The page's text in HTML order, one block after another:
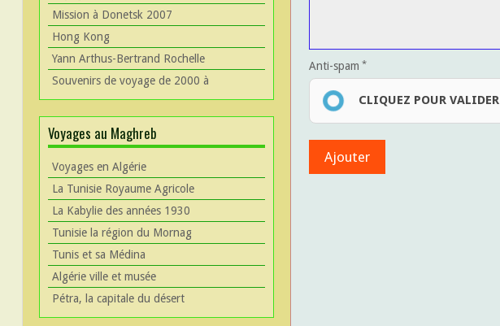
Mission à Donetsk 2007
Hong Kong
Yann Arthus-Bertrand Rochelle
Souvenirs de voyage de 2000 à
Voyages au Maghreb
Voyages en Algérie
La Tunisie Royaume Agricole
La Kabylie des années 1930
Tunisie la région du Mornag
Tunis et sa Médina
Algérie ville et musée
Pétra, la capitale du désert
Anti-spam
CLIQUEZ POUR VALIDER